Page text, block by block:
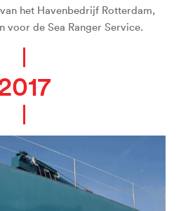
het Havenbedrijf Rotterdam,
voor de Sea Ranger Service.